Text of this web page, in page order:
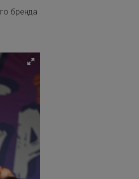
бренда